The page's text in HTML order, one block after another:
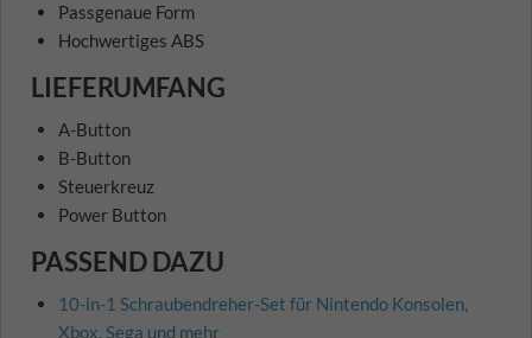
Passgenaue Form
Hochwertiges ABS
LIEFERUMFANG
A-Button
B-Button
Steuerkreuz
Power Button
PASSEND DAZU
10-in-1 Schraubendreher-Set für Nintendo Konsolen,
Xbox, Sega und mehr